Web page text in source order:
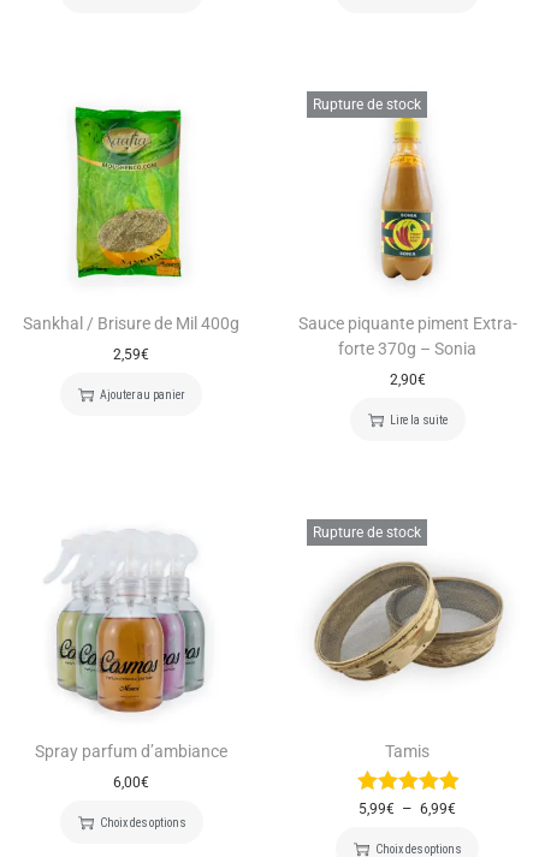
Sankhal / Brisure de Mil 400g
2,59€
Ajouter au panier
Rupture de stock
Sauce piquante piment Extra-
forte 370g – Sonia
2,90€
Lire la suite
Spray parfum d’ambiance
6,00€
Choix des options
Rupture de stock
Tamis
5,99€ – 6,99€
Choix des options